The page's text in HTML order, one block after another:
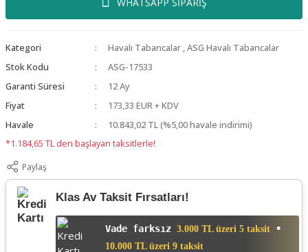
Kategori Havalı Tabancalar ,ASG Havalı Tabancalar
Stok Kodu
ASG-17533
Garanti Süresi
12 Ay
Fiyat
173,33 EUR + KDV
Havale
10.843,02 TL (%5,00 havale indirimi)
*1.184,65 TL den başlayan taksitlerle!
Paylaş
Klas Av Taksit Fırsatları!
Vade farksız 3.000 TL üzeri 5 taksit •
10.000 TL üzeri 9 taksit